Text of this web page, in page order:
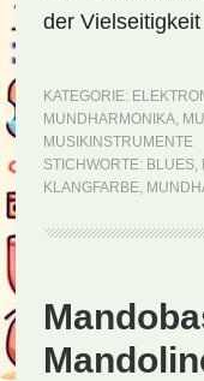
der
KATEGORIE:
MUNDHARMONIKA,
MUSIKINSTRUMENTE
STICHWORTE: BLUES,
KLANGFARBE,